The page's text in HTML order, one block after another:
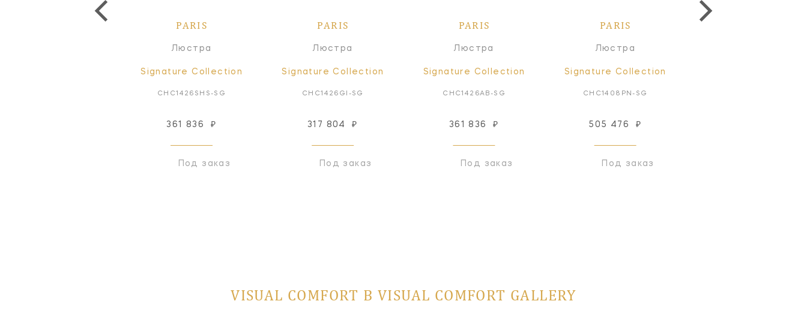
PARIS
Люстра
Signature Collection
CHC1426SHS-SG
361 836 ₽
Под заказ
PARIS
Люстра
Signature Collection
CHC1426GI-SG
317 804 ₽
Под заказ
PARIS
Люстра
Signature Collection
CHC1426AB-SG
361 836 ₽
Под заказ
PARIS
Люстра
Signature Collection
CHC1408PN-SG
505 476 ₽
Под заказ
VISUAL COMFORT В VISUAL COMFORT GALLERY